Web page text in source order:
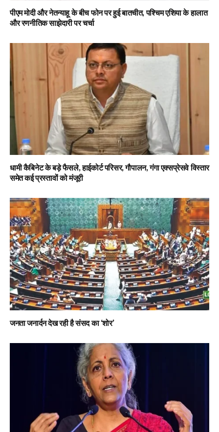
पीएम मोदी और नेतन्याहू के बीच फोन पर हुई बातचीत, पश्चिम एशिया के हालात
और रणनीतिक साझेदारी पर चर्चा
धामी कैबिनेट के बड़े फैसले, हाईकोर्ट परिसर, गौपालन, गंगा एक्सप्रेसवे विस्तार
समेत कई प्रस्तावों को मंजूरी
जनता जनार्दन देख रही है संसद का ‘शोर’